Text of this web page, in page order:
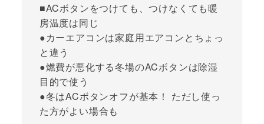
■ACボタンをつけても、つけなくても暖
房温度は同じ
●カーエアコンは家庭用エアコンとちょっ
と違う
●燃費が悪化する冬場のACボタンは除湿
目的で使う
●冬はACボタンオフが基本！ ただし使っ
た方がよい場合も